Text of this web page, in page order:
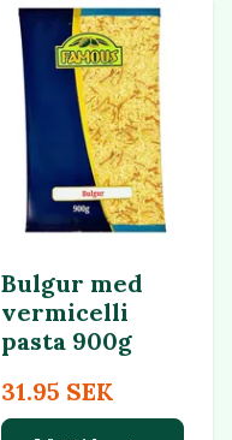
Bulgur med
vermicelli
pasta 900g
31.95 SEK